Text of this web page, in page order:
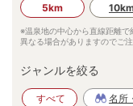
33
5km
※温泉地の中心から直線距離で
異なる場合がありますのでご注
ジャンルを絞る
すべて 名所